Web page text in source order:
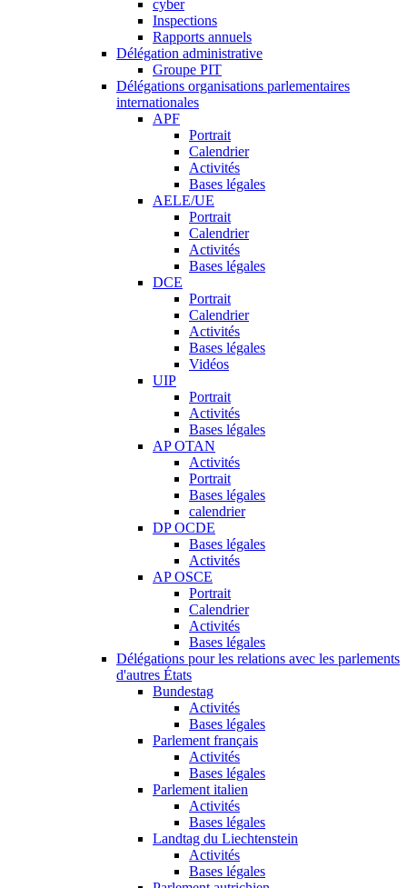
cyber
Inspections
Rapports annuels
Délégation administrative
Groupe PIT
Délégations organisations parlementaires
internationales
APF
Portrait
Calendrier
Activités
Bases légales
AELE/UE
Portrait
Calendrier
Activités
Bases légales
DCE
Portrait
Calendrier
Activités
Bases légales
Vidéos
UIP
Portrait
Activités
Bases légales
AP OTAN
Activités
Portrait
Bases légales
calendrier
DP OCDE
Bases légales
Activités
AP OSCE
Portrait
Calendrier
Activités
Bases légales
Délégations pour les relations avec les parlements
d'autres États
Bundestag
Activités
Bases légales
Parlement français
Activités
Bases légales
Parlement italien
Activités
Bases légales
Landtag du Liechtenstein
Activités
Bases légales